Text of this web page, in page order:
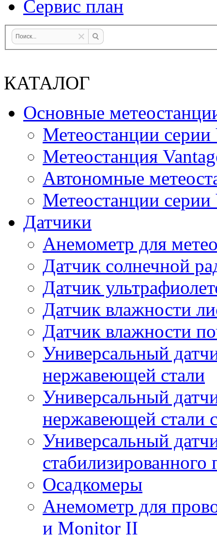
Сервис план
КАТАЛОГ
Основные
Метеостанции
Метеостанция
Автономные
Метеостанции серии
Датчики
Анемометр для
Датчик солнечной
Датчик
Датчик влажности
Датчик влажности
Универсальный
нержавеющей стали
Универсальный
нержавеющей стали
Универсальный
стабилизированного
Осадкомеры
Анемометр для
и Monitor II